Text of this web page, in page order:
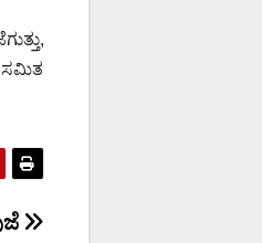
ಸಮಿತ